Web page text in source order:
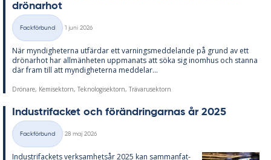
drö­nar­hot
Kategorier
Fackförbund
1 juni 2026
När myn­dig­he­ter­na ut­fär­dar ett var­nings­med­de­lan­de på grund av ett
drö­nar­hot har all­män­he­ten upp­ma­na­ts att söka sig in­om­hus och stan­na
där fram till att myn­dig­he­ter­na med­de­lar...
Drönare, Kemisektorn, Teknologisektorn, Trävarusektorn
In­du­stri­fac­ket och för­änd­ring­ar­nas år 2025
Kategorier
Fackförbund
28 maj 2026
In­du­stri­fac­kets verk­sam­hets­år 2025 kan sam­man­fat­